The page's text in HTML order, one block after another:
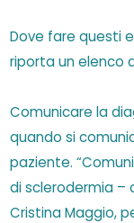
Dove fare questi
riporta un elenco
Comunicare la
quando si
paziente.
di sclerodermia –
Cristina Maggio,